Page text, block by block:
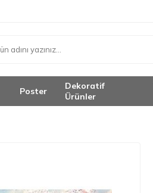
Poster
Dekoratif
Ürünler